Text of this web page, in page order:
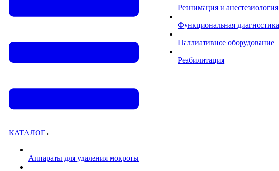
КАТАЛОГ
Аппараты для удаления мокроты
Реанимация и анестезиология
Функциональная диагностика
Паллиативное оборудование
Реабилитация